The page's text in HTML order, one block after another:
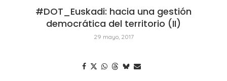
#DOT_Euskadi: hacia una gestión
democrática del territorio (II)
29 mayo, 2017